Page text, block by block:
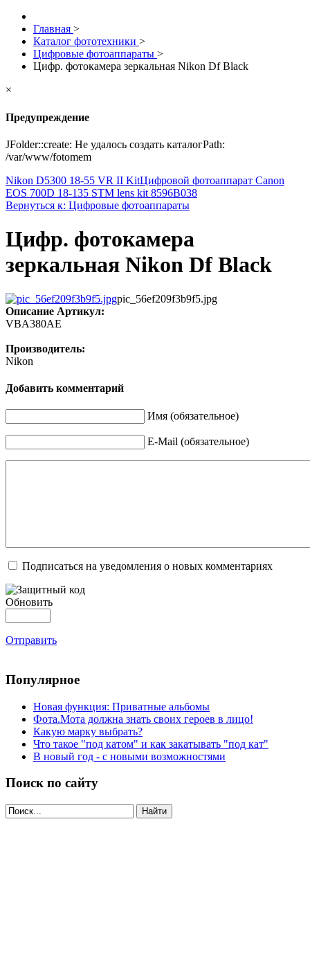
Главная >
Каталог фототехники >
Цифровые фотоаппараты >
Цифр. фотокамера зеркальная Nikon Df Black
×
Предупреждение
JFolder::create: Не удалось создать каталогPath:
/var/www/fotomem
Nikon D5300 18-55 VR II KitЦифровой фотоаппарат Canon
EOS 700D 18-135 STM lens kit 8596B038
Вернуться к: Цифровые фотоаппараты
Цифр. фотокамера
зеркальная Nikon Df Black
pic_56ef209f3b9f5.jpg
Описание Артикул:
VBA380AE
Производитель:
Nikon
Добавить комментарий
Имя (обязательное)
E-Mail (обязательное)
Подписаться на уведомления о новых комментариях
Обновить
Отправить
Популярное
Новая функция: Приватные альбомы
Фота.Мота должна знать своих героев в лицо!
Какую марку выбрать?
Что такое "под катом" и как закатывать "под кат"
В новый год - с новыми возможностями
Поиск по сайту
Найти